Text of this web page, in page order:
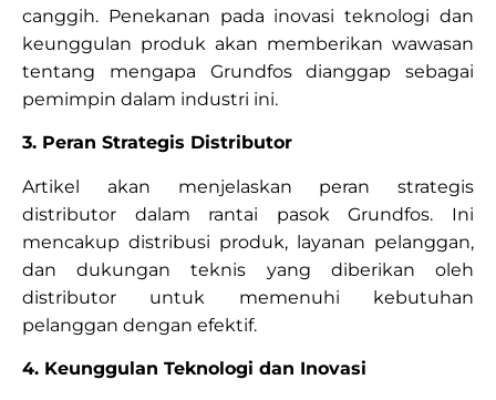
canggih. Penekanan pada inovasi teknologi dan
keunggulan produk akan memberikan wawasan
tentang mengapa Grundfos dianggap sebagai
pemimpin dalam industri ini.
3. Peran Strategis Distributor
Artikel akan menjelaskan peran strategis
distributor dalam rantai pasok Grundfos. Ini
mencakup distribusi produk, layanan pelanggan,
dan dukungan teknis yang diberikan oleh
distributor untuk memenuhi kebutuhan
pelanggan dengan efektif.
4. Keunggulan Teknologi dan Inovasi